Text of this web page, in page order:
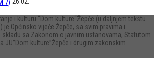
7)
i kulturu “Dom kulture“Žepče (u daljnjem tekstu
je Općinsko vijeće Žepče, sa svim pravima i
skladu sa Zakonom o javnim ustanovama, Statutom
JU”Dom kulture”Žepče i drugim zakonskim